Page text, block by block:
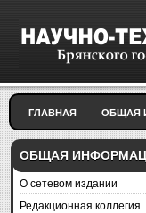
ГЛАВНАЯ ОБЩАЯ
ОБЩАЯ
О сетевом издании
Редакционная коллегия